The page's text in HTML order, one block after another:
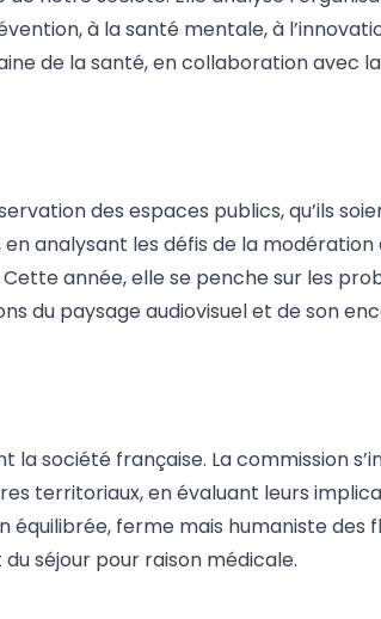
à la santé mentale, à
de la santé, en collaboration avec
des espaces publics, qu’ils
analysant les défis de la modération
année, elle se penche sur les
du paysage audiovisuel et de son
société française. La commission
territoriaux, en évaluant leurs
ferme mais humaniste des
séjour pour raison médicale.